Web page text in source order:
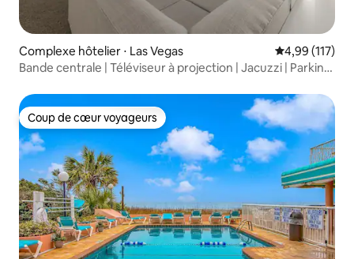
Complexe hôtelier ⋅ Las Vegas Évaluation
4,99 (117)
Bande centrale | Téléviseur à projection | Jacuzzi | Parking
Coup de cœur voyageurs
Coup de cœur voyageurs